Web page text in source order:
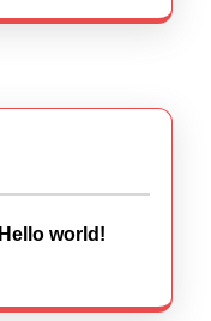
Hello world!